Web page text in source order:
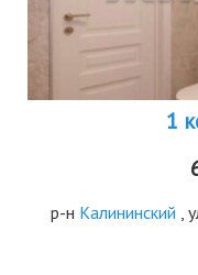
1
р-н Калининский ,